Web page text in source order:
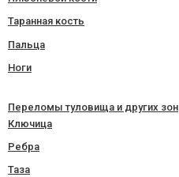
Таранная кость
Пальца
Ноги
Переломы туловища и других зон
Ключица
Ребра
Таза